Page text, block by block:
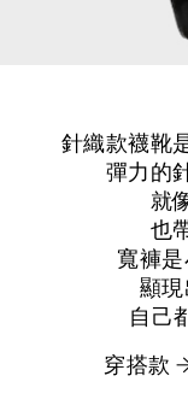
針織款襪靴
彈力的
就
也
寬褲
顯
自己
穿搭款